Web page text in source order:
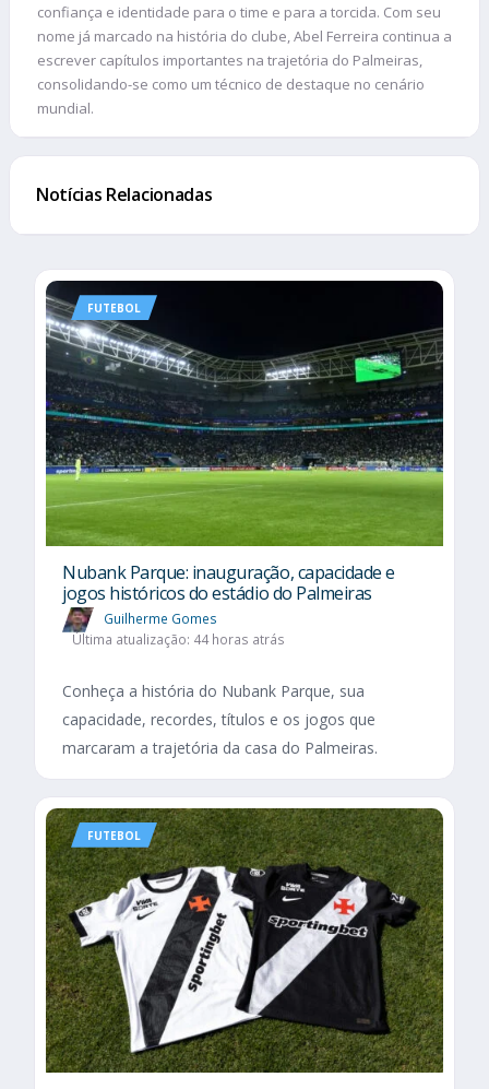
confiança e identidade para o time e para a torcida. Com seu
nome já marcado na história do clube, Abel Ferreira continua a
escrever capítulos importantes na trajetória do Palmeiras,
consolidando-se como um técnico de destaque no cenário
mundial.
Notícias Relacionadas
FUTEBOL
Nubank Parque: inauguração, capacidade e
jogos históricos do estádio do Palmeiras
Guilherme Gomes
Última atualização: 44 horas atrás
Conheça a história do Nubank Parque, sua
capacidade, recordes, títulos e os jogos que
marcaram a trajetória da casa do Palmeiras.
FUTEBOL